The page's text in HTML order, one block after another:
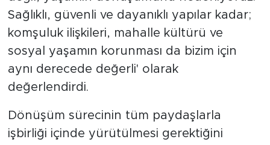
Sağlıklı, güvenli ve dayanıklı yapılar kadar;
komşuluk ilişkileri, mahalle kültürü ve
sosyal yaşamın korunması da bizim için
aynı derecede değerli' olarak
değerlendirdi.
Dönüşüm sürecinin tüm paydaşlarla
işbirliği içinde yürütülmesi gerektiğini